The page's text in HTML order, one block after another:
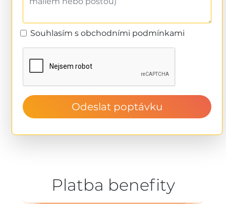
Souhlasím s obchodními podmínkami
Odeslat poptávku
Platba benefity